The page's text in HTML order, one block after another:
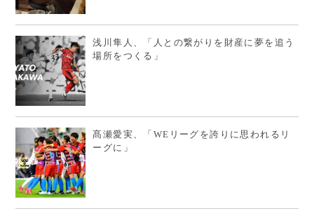
浅川隼人、「人との繋がりを財産に夢を追う
場所をつくる」
髙瀬愛実、「WEリーグを誇りに思われるリ
ーグに」